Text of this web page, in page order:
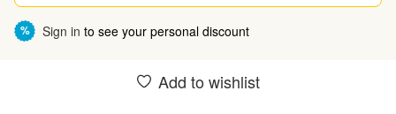
% Sign in to see your personal discount
Add to wishlist